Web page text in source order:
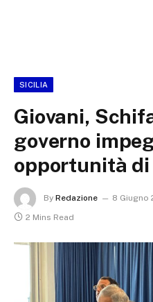
SICILIA
Giovani,
governo
opportunità di
By Redazione 8 Giugno
2 Mins Read